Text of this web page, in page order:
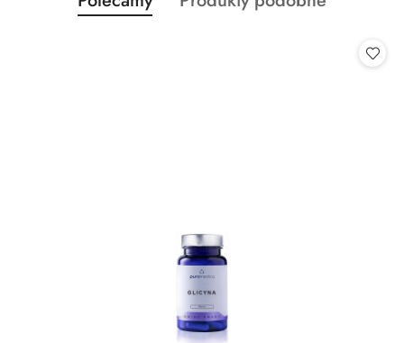
Pomiń karuzelę produktów
o